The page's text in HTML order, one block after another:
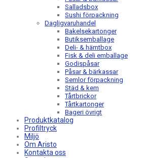
Salladsbox
Sushi förpackning
Dagligvaruhandel
Bakelsekartonger
Butiksemballage
Deli- & hämtbox
Fisk & deli emballage
Godispåsar
Påsar & bärkassar
Semlor förpackning
Städ & kem
Tårtbrickor
Tårtkartonger
Bageri övrigt
Produktkatalog
Profiltryck
Miljö
Om Aristo
Kontakta oss